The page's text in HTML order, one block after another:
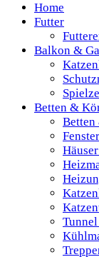
Home
Futter
Balkon &
Betten &
Betten